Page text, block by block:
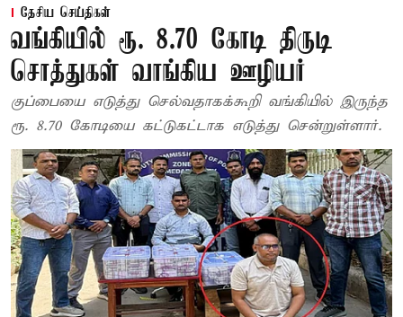
தேசிய செய்திகள்
வங்கியில் ரூ. 8.70 கோடி திருடி
சொத்துகள் வாங்கிய ஊழியர்
குப்பையை எடுத்து செல்வதாகக்கூறி வங்கியில் இருந்த
ரூ. 8.70 கோடியை கட்டுகட்டாக எடுத்து சென்றுள்ளார்.